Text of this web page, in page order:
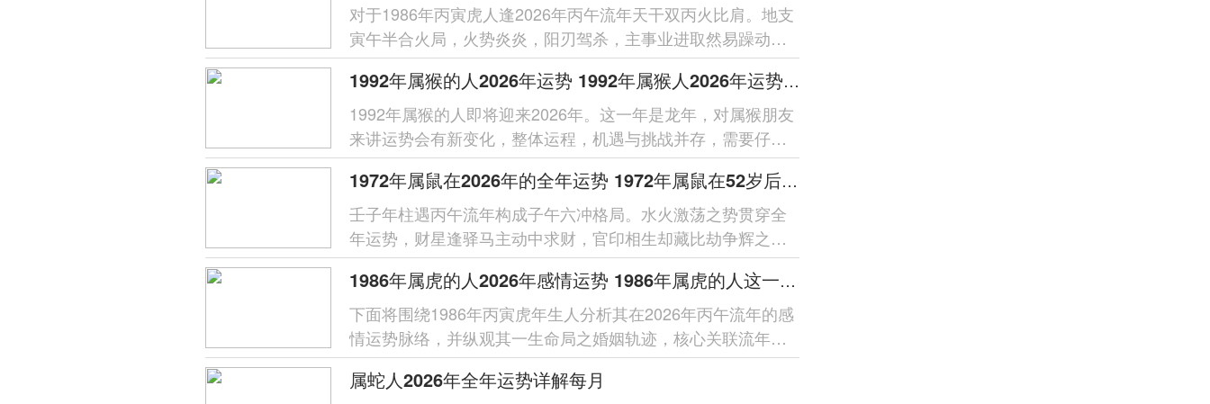
对于1986年丙寅虎人逢2026年丙午流年天干双丙火比肩。地支
寅午半合火局，火势炎炎，阳刃驾杀，主事业进取然易躁动；
财星受克，需防破耗；健康留意心火过...
1992年属猴的人2026年运势 1992年属猴人2026年运势及运程
1992年属猴的人即将迎来2026年。这一年是龙年，对属猴朋友
来讲运势会有新变化，整体运程，机遇与挑战并存，需要仔细
分析，每个在领域的细节。整体运势...
1972年属鼠在2026年的全年运势 1972年属鼠在52岁后的运气
壬子年柱遇丙午流年构成子午六冲格局。水火激荡之势贯穿全
年运势，财星逢驿马主动中求财，官印相生却藏比劫争辉之
象，唯借太岁相合之力可缓冲突，于...
1986年属虎的人2026年感情运势 1986年属虎的人这一生婚姻怎么样
下面将围绕1986年丙寅虎年生人分析其在2026年丙午流年的感
情运势脉络，并纵观其一生命局之婚姻轨迹，核心关联流年干
支对命局之作用、夫妻宫动之...
属蛇人2026年全年运势详解每月